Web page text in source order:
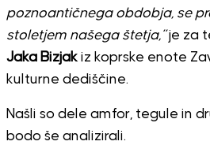
poznoantičnega obdobja, se
stoletjem našega štetja,”je za
Jaka Bizjakiz koprske enote
kulturne dediščine.
Našli so dele amfor, tegule in
bodo še analizirali.